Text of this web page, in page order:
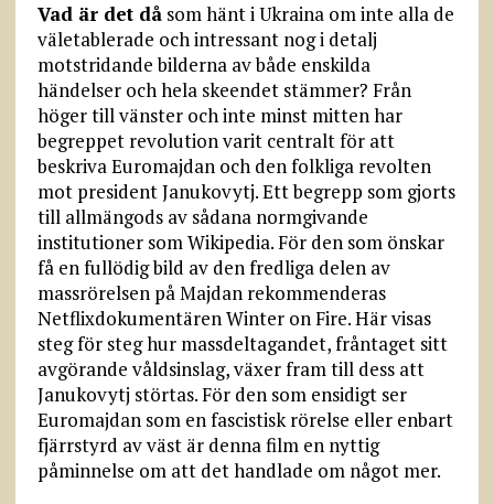
Vad är det dåsom hänt i Ukraina om inte alla de
väletablerade och intressant nog i detalj
motstridande bilderna av både enskilda
händelser och hela skeendet stämmer? Från
höger till vänster och inte minst mitten har
begreppet revolution varit centralt för att
beskriva Euromajdan och den folkliga revolten
mot president Janukovytj. Ett begrepp som gjorts
till allmängods av sådana normgivande
institutioner som Wikipedia. För den som önskar
få en fullödig bild av den fredliga delen av
massrörelsen på Majdan rekommenderas
Netflixdokumentären Winter on Fire. Här visas
steg för steg hur massdeltagandet, fråntaget sitt
avgörande våldsinslag, växer fram till dess att
Janukovytj störtas. För den som ensidigt ser
Euromajdan som en fascistisk rörelse eller enbart
fjärrstyrd av väst är denna film en nyttig
påminnelse om att det handlade om något mer.